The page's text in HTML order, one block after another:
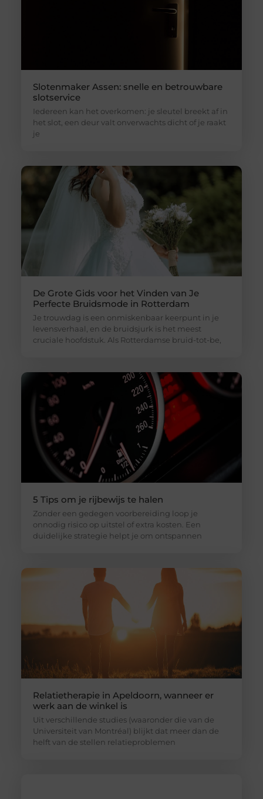
Slotenmaker Assen: snelle en betrouwbare
slotservice
Iedereen kan het overkomen: je sleutel breekt af in
het slot, een deur valt onverwachts dicht of je raakt
je
De Grote Gids voor het Vinden van Je
Perfecte Bruidsmode in Rotterdam
Je trouwdag is een onmiskenbaar keerpunt in je
levensverhaal, en de bruidsjurk is het meest
cruciale hoofdstuk. Als Rotterdamse bruid-tot-be,
5 Tips om je rijbewijs te halen
Zonder een gedegen voorbereiding loop je
onnodig risico op uitstel of extra kosten. Een
duidelijke strategie helpt je om ontspannen
Relatietherapie in Apeldoorn, wanneer er
werk aan de winkel is
Uit verschillende studies (waaronder die van de
Universiteit van Montréal) blijkt dat meer dan de
helft van de stellen relatieproblemen